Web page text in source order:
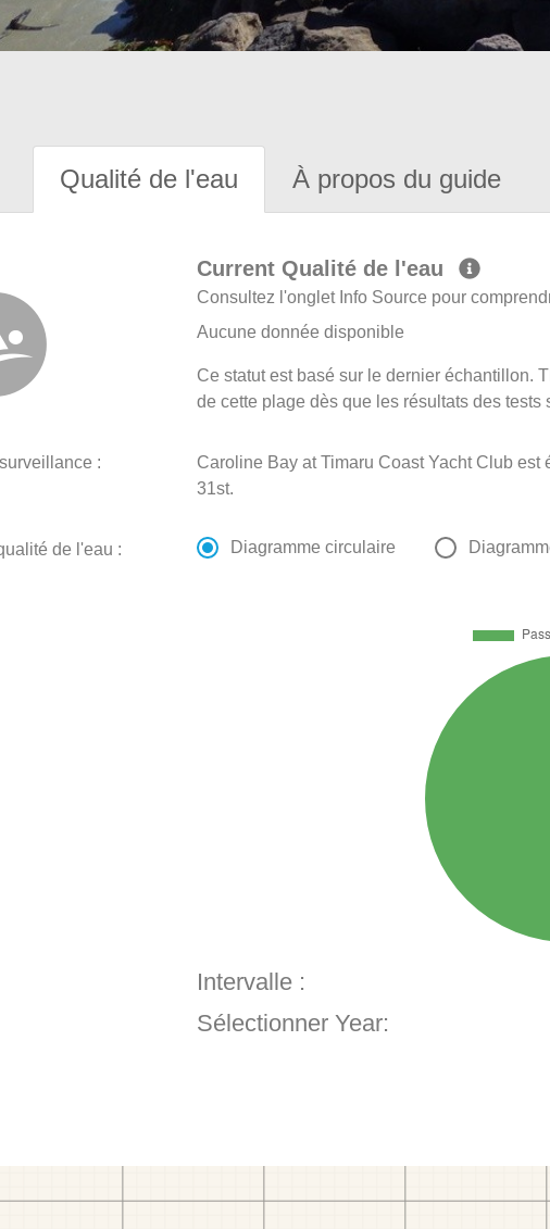
Qualité de l'eau À propos du guide
Current Qualité de l'eau
Consultez l'onglet Info Source pour
Aucune donnée disponible
Ce statut est basé sur le dernier échantillon.
de cette plage dès que les résultats des tests
:
Caroline Bay at Timaru Coast Yacht Club
31st.
de l'eau : Diagramme circulaire
Intervalle :
Sélectionner Year: